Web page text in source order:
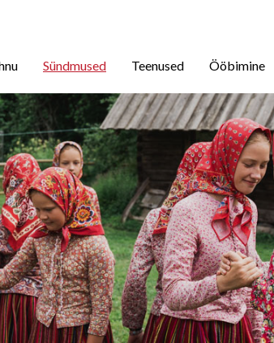
Sündmused Teenused Ööbimine